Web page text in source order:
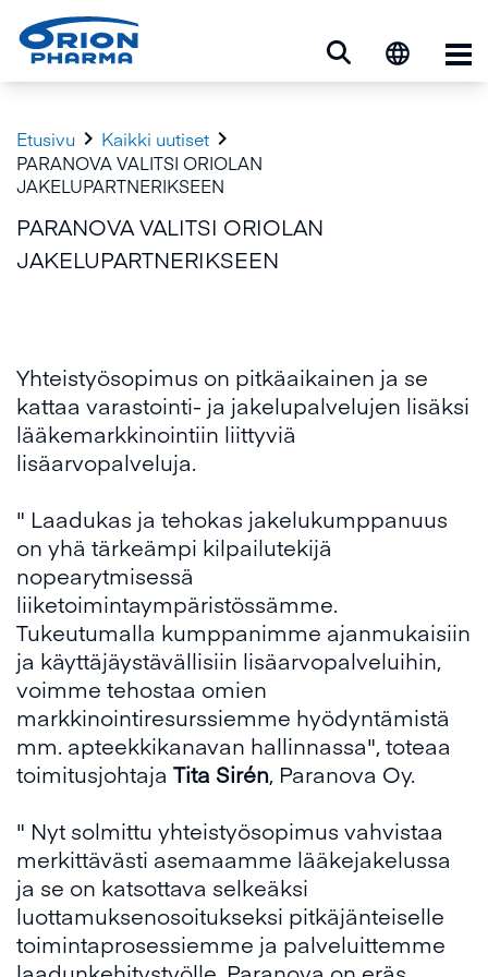
Etusivu  Kaikki uutiset 
PARANOVA VALITSI ORIOLAN
JAKELUPARTNERIKSEEN
PARANOVA VALITSI ORIOLAN
JAKELUPARTNERIKSEEN
Yhteistyösopimus on pitkäaikainen ja se
kattaa varastointi- ja jakelupalvelujen lisäksi
lääkemarkkinointiin liittyviä
lisäarvopalveluja.
" Laadukas ja tehokas jakelukumppanuus
on yhä tärkeämpi kilpailutekijä
nopearytmisessä
liiketoimintaympäristössämme.
Tukeutumalla kumppanimme ajanmukaisiin
ja käyttäjäystävällisiin lisäarvopalveluihin,
voimme tehostaa omien
markkinointiresurssiemme hyödyntämistä
mm. apteekkikanavan hallinnassa", toteaa
toimitusjohtaja Tita Sirén, Paranova Oy.
" Nyt solmittu yhteistyösopimus vahvistaa
merkittävästi asemaamme lääkejakelussa
ja se on katsottava selkeäksi
luottamuksenosoitukseksi pitkäjänteiselle
toimintaprosessiemme ja palveluittemme